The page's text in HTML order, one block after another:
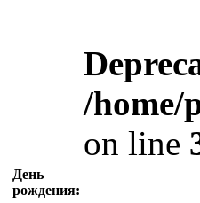
День
рождения:
/home/
on line